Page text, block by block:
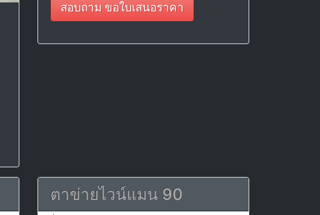
สอบถาม ขอใบเสนอราคา
ตาข่ายไวน์แมน 90